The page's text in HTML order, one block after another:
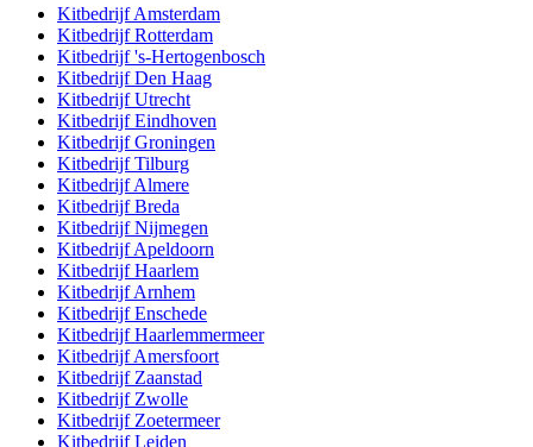
KitbedrijfAmsterdam
KitbedrijfRotterdam
Kitbedrijf's-Hertogenbosch
KitbedrijfDen Haag
KitbedrijfUtrecht
KitbedrijfEindhoven
KitbedrijfGroningen
KitbedrijfTilburg
KitbedrijfAlmere
KitbedrijfBreda
KitbedrijfNijmegen
KitbedrijfApeldoorn
KitbedrijfHaarlem
KitbedrijfArnhem
KitbedrijfEnschede
KitbedrijfHaarlemmermeer
KitbedrijfAmersfoort
Kitbedrijf Zaanstad
Kitbedrijf Zwolle
Kitbedrijf Zoetermeer
KitbedrijfLeiden